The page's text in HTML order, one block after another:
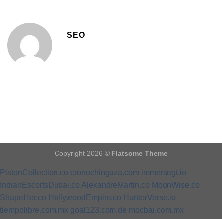
SEO
Copyright 2026 © Flatsome Theme
PistonCollection.co cronochingaza.com immersegt.io
IndianEscortsDubai.co AlexandreMartin.co MoonWise.co
ShapeHer.co HollywoodEmpire.co HunterVerse.io
tiempolibre.com.mx goal123.com.de mocbai.com.mx